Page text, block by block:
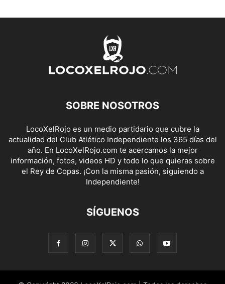
SOBRE NOSOTROS
LocoXelRojo es un medio partidario que cubre la
actualidad del Club Atlético Independiente los 365 días del
año. En LocoXelRojo.com te acercamos la mejor
información, fotos, videos HD y todo lo que quieras sobre
el Rey de Copas. ¡Con la misma pasión, siguiendo a
Independiente!
SÍGUENOS